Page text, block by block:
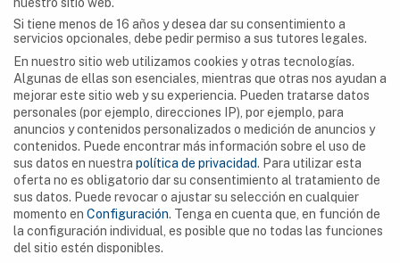
NAVIGATION
Cuevas
Argelia
Botswana
República Democrática del Congo
Si tiene menos de 16 años y desea dar su consentimiento a
servicios opcionales, debe pedir permiso a sus tutores legales.
En nuestro sitio web utilizamos cookies y otras tecnologías.
Algunas de ellas son esenciales, mientras que otras nos ayudan a
mejorar este sitio web y su experiencia. Pueden tratarse datos
personales (por ejemplo, direcciones IP), por ejemplo, para
anuncios y contenidos personalizados o medición de anuncios y
contenidos. Puede encontrar más información sobre el uso de
sus datos en nuestra política de privacidad. Para utilizar esta
oferta no es obligatorio dar su consentimiento al tratamiento de
sus datos. Puede revocar o ajustar su selección en cualquier
momento en Configuración. Tenga en cuenta que, en función de
la configuración individual, es posible que no todas las funciones
del sitio estén disponibles.